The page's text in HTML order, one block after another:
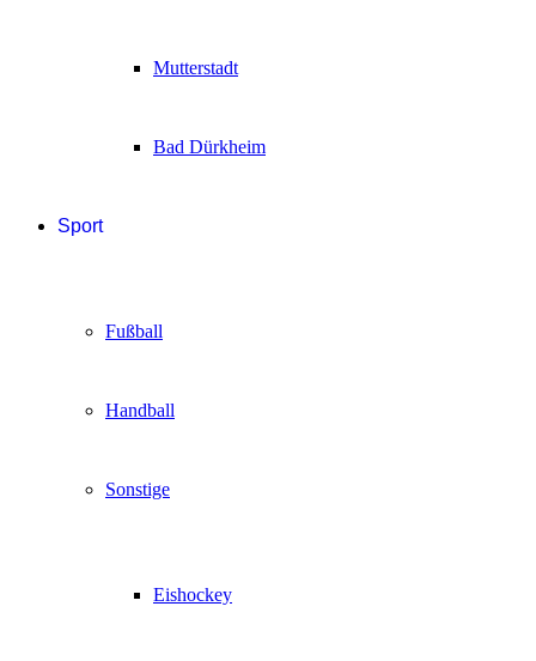
Mutterstadt
Bad Dürkheim
Sport
Fußball
Handball
Sonstige
Eishockey